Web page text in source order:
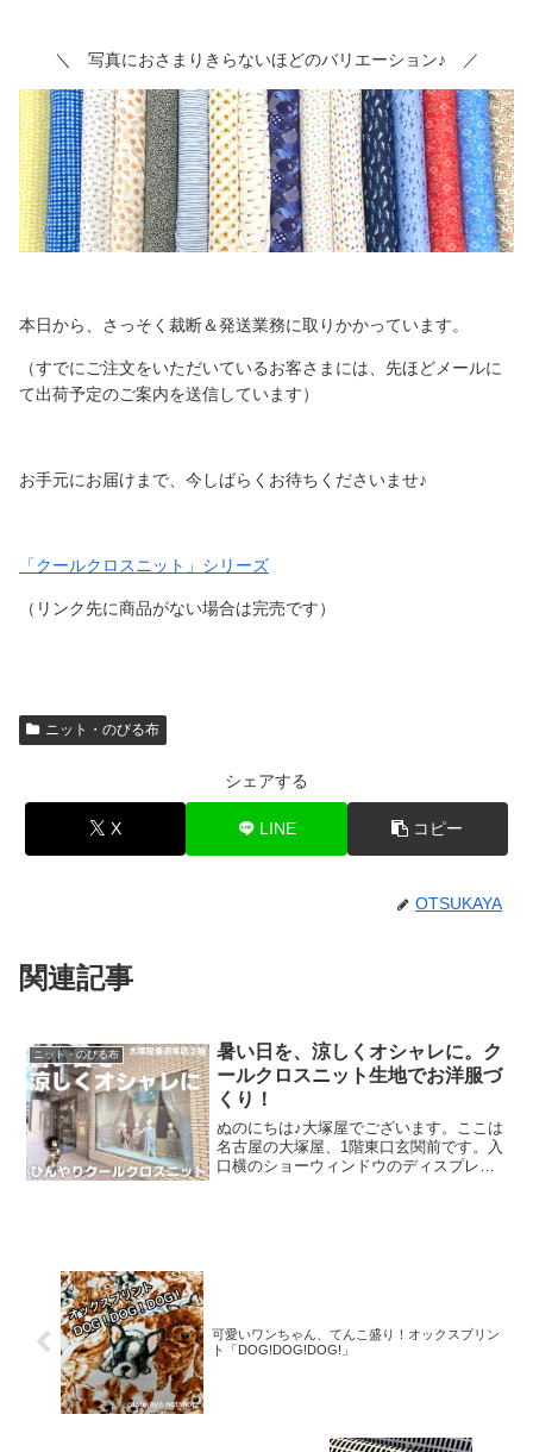
＼ 写真におさまりきらないほどのバリエーション♪ ／
本日から、さっそく裁断＆発送業務に取りかかっています。
（すでにご注文をいただいているお客さまには、先ほどメールに
て出荷予定のご案内を送信しています）
お手元にお届けまで、今しばらくお待ちくださいませ♪
「クールクロスニット」シリーズ
（リンク先に商品がない場合は完売です）
ニット・のびる布
シェアする
X LINE コピー
OTSUKAYA
関連記事
ニット・のびる布
暑い日を、涼しくオシャレに。ク
ールクロスニット生地でお洋服づ
くり！
ぬのにちは♪大塚屋でございます。ここは
名古屋の大塚屋、1階東口玄関前です。入
口横のショーウィンドウのディスプレイ
可愛いワンちゃん、てんこ盛り！オックスプリン
ト「DOG!DOG!DOG!」